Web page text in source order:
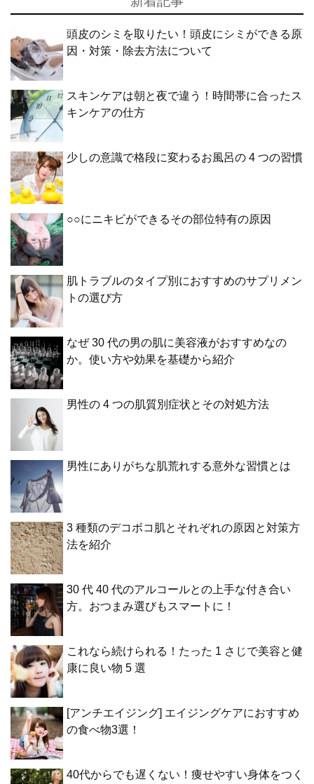
頭皮のシミを取りたい！頭皮にシミができる原
因・対策・除去方法について
スキンケアは朝と夜で違う！時間帯に合ったス
キンケアの仕方
少しの意識で格段に変わるお風呂の 4 つの習慣
○○にニキビができるその部位特有の原因
肌トラブルのタイプ別におすすめのサプリメン
トの選び方
なぜ 30 代の男の肌に美容液がおすすめなの
か。使い方や効果を基礎から紹介
男性の 4 つの肌質別症状とその対処方法
男性にありがちな肌荒れする意外な習慣とは
3 種類のデコボコ肌とそれぞれの原因と対策方
法を紹介
30 代 40 代のアルコールとの上手な付き合い
方。おつまみ選びもスマートに！
これなら続けられる！たった 1 さじで美容と健
康に良い物 5 選
[アンチエイジング] エイジングケアにおすすめ
の食べ物3選！
40代からでも遅くない！痩せやすい身体をつく